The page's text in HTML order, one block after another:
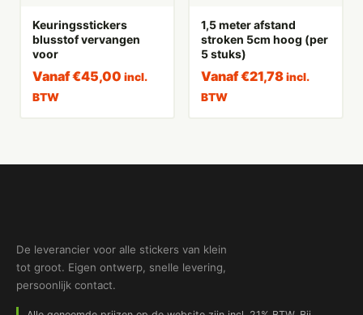
Keuringsstickers
blusstof vervangen
voor
Vanaf€45,00 incl.
BTW
1,5 meter afstand
stroken 5cm hoog (per
5 stuks)
Vanaf€21,78 incl.
BTW
De leverancier voor alle stickers van klein
tot groot. Eigen ontwerp, snelle levering,
persoonlijk contact.